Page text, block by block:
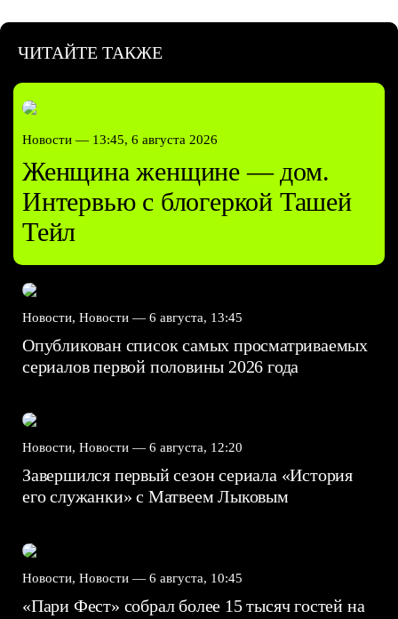
ЧИТАЙТЕ ТАКЖЕ
Новости — 13:45, 6 августа 2026
Женщина женщине — дом.
Интервью с блогеркой Ташей
Тейл
Новости, Новости — 6 августа, 13:45
Опубликован список самых просматриваемых
сериалов первой половины 2026 года
Новости, Новости — 6 августа, 12:20
Завершился первый сезон сериала «История
его служанки» с Матвеем Лыковым
Новости, Новости — 6 августа, 10:45
«Пари Фест» собрал более 15 тысяч гостей на